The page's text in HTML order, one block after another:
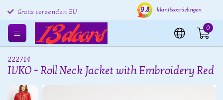
Gratis retourneren EU Verzending binnen 24 uur
9.8 klantbeoordelingen
0
222714
IVKO - Roll Neck Jacket with Embroidery Red